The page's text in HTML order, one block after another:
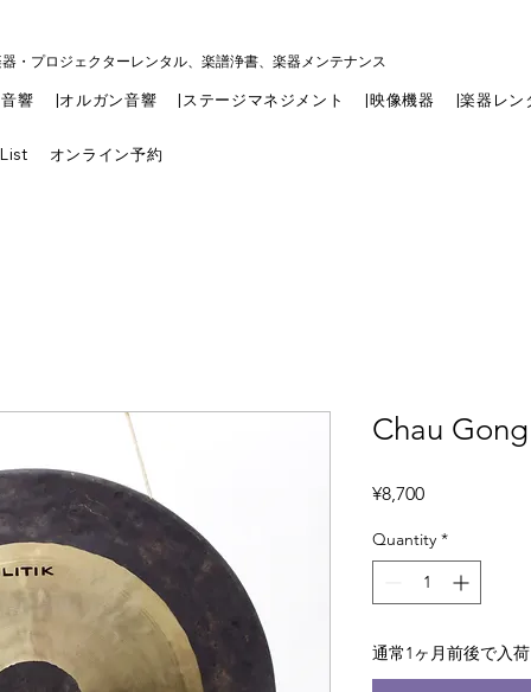
・プロジェクターレンタル、楽譜浄書、楽器メンテナンス
響 |オルガン音響 |ステージマネジメント |映像機器 |楽器レン
オンライン予約
Chau
¥8,700Price
Quantity *
通常1ヶ月前後で入